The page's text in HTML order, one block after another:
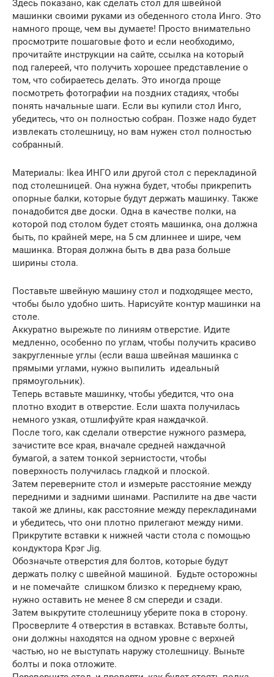
Здесь показано, как сделать стол для швейной
машинки своими руками из обеденного стола Инго. Это
намного проще, чем вы думаете! Просто внимательно
просмотрите пошаговые фото и если необходимо,
прочитайте инструкции на сайте, ссылка на который
под галереей, что получить хорошее представление о
том, что собираетесь делать. Это иногда проще
посмотреть фотографии на поздних стадиях, чтобы
понять начальные шаги. Если вы купили стол Инго,
убедитесь, что он полностью собран. Позже надо будет
извлекать столешницу, но вам нужен стол полностью
собранный.
Материалы: Ikea ИНГО или другой стол с перекладиной
под столешницей. Она нужна будет, чтобы прикрепить
опорные балки, которые будут держать машинку. Также
понадобится две доски. Одна в качестве полки, на
которой под столом будет стоять машинка, она должна
быть, по крайней мере, на 5 см длиннее и шире, чем
машинка. Вторая должна быть в два раза больше
ширины стола.
Поставьте швейную машину стол и подходящее место,
чтобы было удобно шить. Нарисуйте контур машинки на
столе.
Аккуратно вырежьте по линиям отверстие. Идите
медленно, особенно по углам, чтобы получить красиво
закругленные углы (если ваша швейная машинка с
прямыми углами, нужно выпилить идеальный
прямоугольник).
Теперь вставьте машинку, чтобы убедится, что она
плотно входит в отверстие. Если шахта получилась
немного узкая, отшлифуйте края наждачкой.
После того, как сделали отверстие нужного размера,
зачистите все края, вначале средней наждачной
бумагой, а затем тонкой зернистости, чтобы
поверхность получилась гладкой и плоской.
Затем переверните стол и измерьте расстояние между
передними и задними шинами. Распилите на две части
такой же длины, как расстояние между перекладинами
и убедитесь, что они плотно прилегают между ними.
Прикрутите вставки к нижней части стола с помощью
кондуктора Крэг Jig.
Обозначьте отверстия для болтов, которые будут
держать полку с швейной машиной. Будьте осторожны
и не помечайте слишком близко к переднему краю,
нужно оставить не менее 8 см спереди и сзади.
Затем выкрутите столешницу уберите пока в сторону.
Просверлите 4 отверстия в вставках. Вставьте болты,
они должны находятся на одном уровне с верхней
частью, но не выступать наружу столешницу. Выньте
болты и пока отложите.